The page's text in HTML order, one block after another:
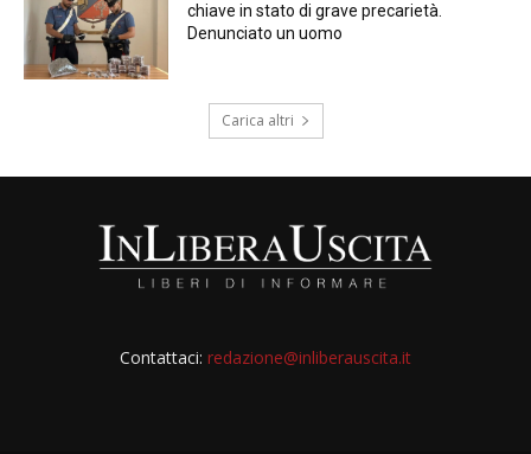
chiave in stato di grave precarietà.
Denunciato un uomo
Carica altri
Contattaci: redazione@inliberauscita.it